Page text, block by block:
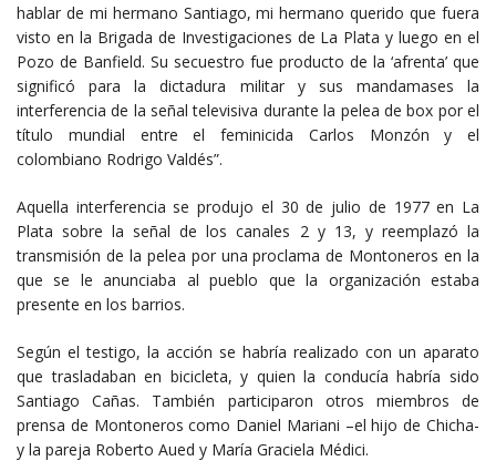
hablar de mi hermano Santiago, mi hermano querido que fuera
visto en la Brigada de Investigaciones de La Plata y luego en el
Pozo de Banfield. Su secuestro fue producto de la ‘afrenta’ que
significó para la dictadura militar y sus mandamases la
interferencia de la señal televisiva durante la pelea de box por el
título mundial entre el feminicida Carlos Monzón y el
colombiano Rodrigo Valdés”.
Aquella interferencia se produjo el 30 de julio de 1977 en La
Plata sobre la señal de los canales 2 y 13, y reemplazó la
transmisión de la pelea por una proclama de Montoneros en la
que se le anunciaba al pueblo que la organización estaba
presente en los barrios.
Según el testigo, la acción se habría realizado con un aparato
que trasladaban en bicicleta, y quien la conducía habría sido
Santiago Cañas. También participaron otros miembros de
prensa de Montoneros como Daniel Mariani –el hijo de Chicha-
y la pareja Roberto Aued y María Graciela Médici.